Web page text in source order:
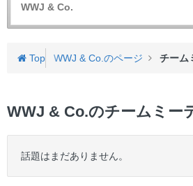
WWJ & Co.
Top WWJ & Co.のページ チーム
WWJ & Co.のチームミー
話題はまだありません。